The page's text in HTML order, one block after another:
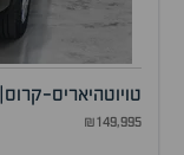
טויוטהיאריס-קרוס
₪149,995